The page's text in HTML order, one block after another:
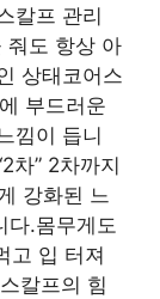
칼프 관리
줘도 항상 아
상태코어스
부드러운
낌이 듭니
차” 2차까지
강화된 느
다.몸무게도
고 입 터져
칼프의 힘